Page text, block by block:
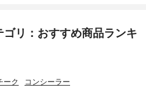
リ：おすすめ商品ランキ
ーク コンシーラー